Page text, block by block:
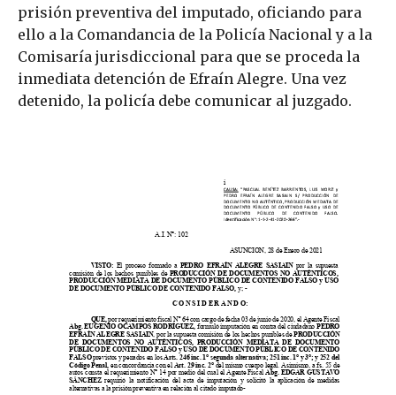
prisión preventiva del imputado, oficiando para
ello a la Comandancia de la Policía Nacional y a la
Comisaría jurisdiccional para que se proceda la
inmediata detención de Efraín Alegre. Una vez
detenido, la policía debe comunicar al juzgado.